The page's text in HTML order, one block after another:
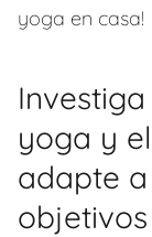
yoga en casa!
yoga y
adapte
objetivos